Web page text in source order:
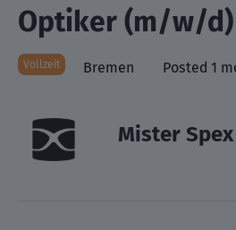
Optiker (m/w/d)
Vollzeit Bremen Posted 1
Mister Spex